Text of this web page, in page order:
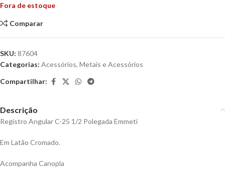
Fora de estoque
Comparar
SKU: 87604
Categorias: Acessórios, Metais e Acessórios
Compartilhar:
Descrição
Registro Angular C-25 1/2 Polegada Emmeti
Em Latão Cromado.
Acompanha Canopla